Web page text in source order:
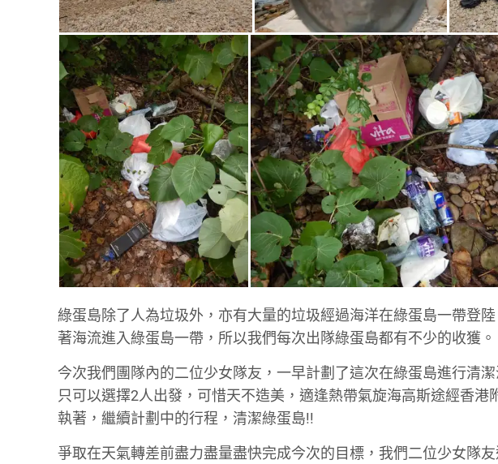
綠蛋島除了人為垃圾外，亦有大量的垃圾經過海洋在綠蛋島一帶登
著海流進入綠蛋島一帶，所以我們每次出隊綠蛋島都有不少的收獲。
今次我們團隊內的二位少女隊友，一早計劃了這次在綠蛋島進行清
只可以選擇2人出發，可惜天不造美，適逢熱帶氣旋海高斯途經香
執著，繼續計劃中的行程，清潔綠蛋島!!
爭取在天氣轉差前盡力盡量盡快完成今次的目標，我們二位少女隊